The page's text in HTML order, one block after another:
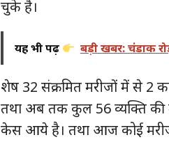
चुके है।
यह भी पढ़ें बड़ी खबर: चंडाक
शेष 32 संक्रमित मरीजों में से 2
तथा अब तक कुल 56 व्यक्ति की
केस आये है। तथा आज कोई मरीज